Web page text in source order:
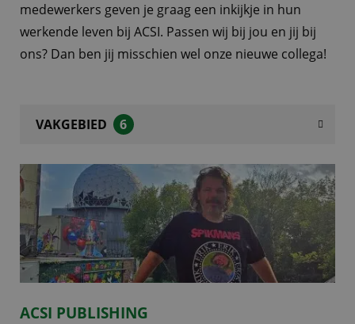
medewerkers geven je graag een inkijkje in hun
werkende leven bij ACSI. Passen wij bij jou en jij bij
ons? Dan ben jij misschien wel onze nieuwe collega!
VAKGEBIED 6
ACSI PUBLISHING